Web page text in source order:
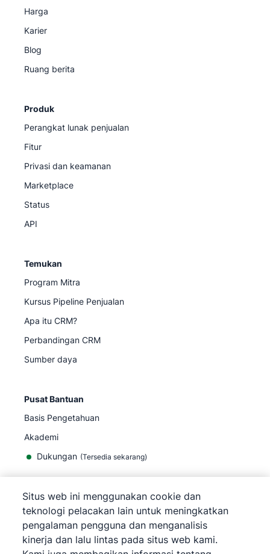
Harga
Karier
Blog
Ruang berita
Produk
Perangkat lunak penjualan
Fitur
Privasi dan keamanan
Marketplace
Status
API
Temukan
Program Mitra
Kursus Pipeline Penjualan
Apa itu CRM?
Perbandingan CRM
Sumber daya
Pusat Bantuan
Basis Pengetahuan
Akademi
Dukungan (Tersedia sekarang)
©2026Pipedrive
Pipedrive
Persyaratan Layanan
Situs web ini menggunakan cookie dan
teknologi pelacakan lain untuk meningkatkan
pengalaman pengguna dan menganalisis
kinerja dan lalu lintas pada situs web kami.